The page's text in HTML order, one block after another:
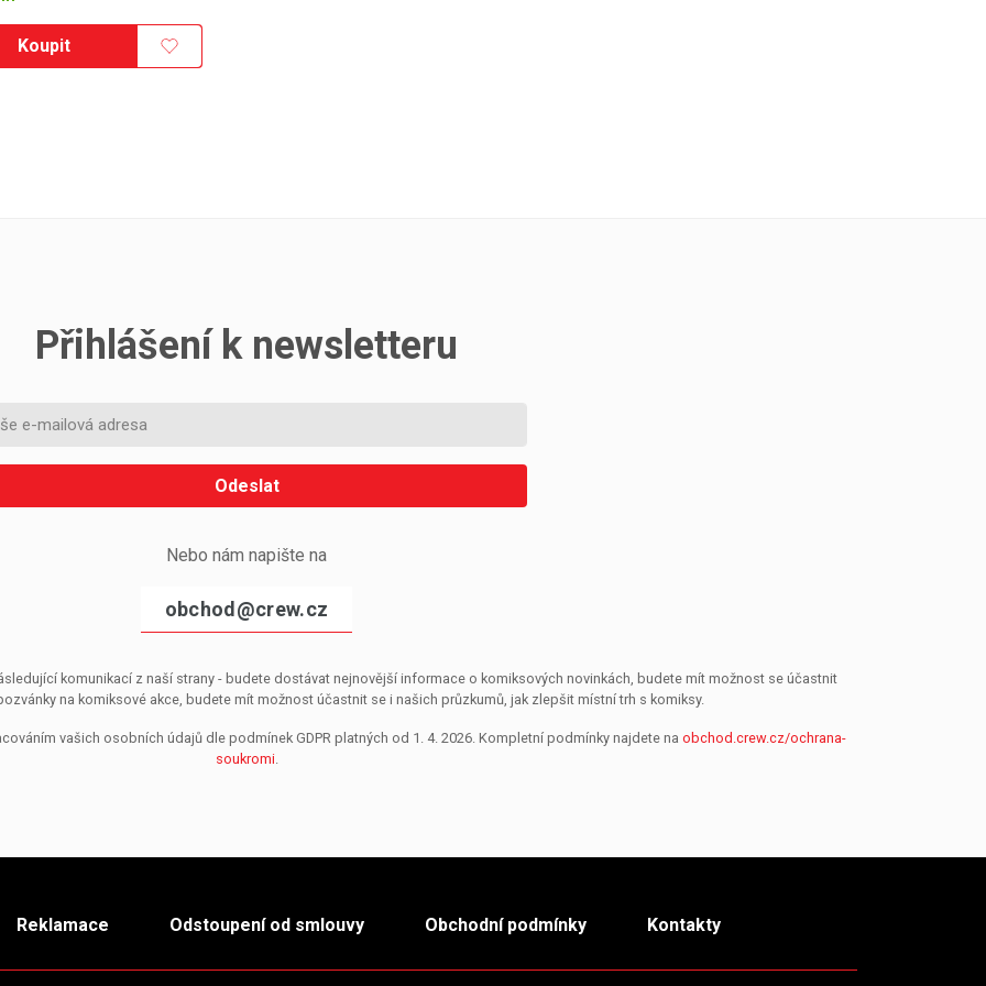
Koupit
Přihlášení k newsletteru
Odeslat
Nebo nám napište na
obchod@crew.cz
komunikací z naší strany - budete dostávat nejnovější informace o komiksových novinkách, budete mít možnost se účastnit
na komiksové akce, budete mít možnost účastnit se i našich průzkumů, jak zlepšit místní trh s komiksy.
vašich osobních údajů dle podmínek GDPR platných od 1. 4. 2026. Kompletní podmínky najdete na obchod.crew.cz/ochrana-
soukromi.
Reklamace Odstoupení od smlouvy Obchodní podmínky Kontakty